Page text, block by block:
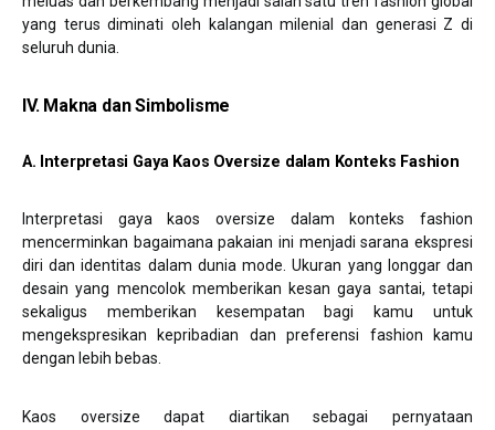
yang terus diminati oleh kalangan milenial dan generasi Z di
seluruh dunia.
IV. Makna dan Simbolisme
A. Interpretasi Gaya Kaos Oversize dalam Konteks Fashion
Interpretasi gaya kaos oversize dalam konteks fashion
mencerminkan bagaimana pakaian ini menjadi sarana ekspresi
diri dan identitas dalam dunia mode. Ukuran yang longgar dan
desain yang mencolok memberikan kesan gaya santai, tetapi
sekaligus memberikan kesempatan bagi kamu untuk
mengekspresikan kepribadian dan preferensi fashion kamu
dengan lebih bebas.
Kaos oversize dapat diartikan sebagai pernyataan